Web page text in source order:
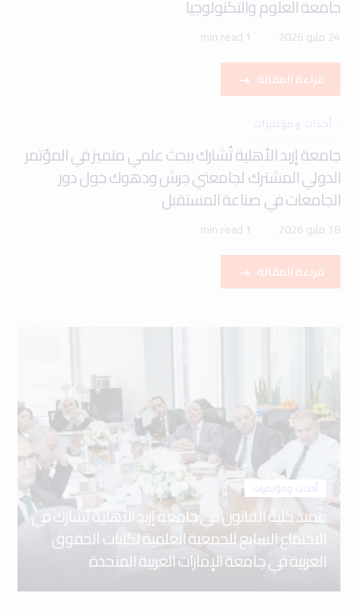
جامعة العلوم والتكنولوجيا
24 مايو 2026 1 min read
قراءة المقالة
أحداث ومؤتمرات
جامعة إربد الأهلية تُشارك ببحث علمي متميز في المؤتمر
الدولي المشترك لجامعتي جرش ودهوك حول دور
الجامعات في صناعة المستقبل
18 مايو 2026 1 min read
قراءة المقالة
أحداث ومؤتمرات
عميد كلية القانون في جامعة إربد الأهلية يُشارك في
الاجتماع السابع للجمعية العلمية لكليات الحقوق
العربية في جامعة الإمارات العربية المتحدة